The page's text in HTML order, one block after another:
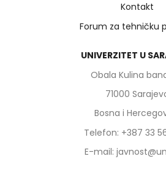
Kontakt
Forum za tehničku
UNIVERZITET U
Obala Kulina
71000
Bosna i
Telefon: +387 33
E-mail: